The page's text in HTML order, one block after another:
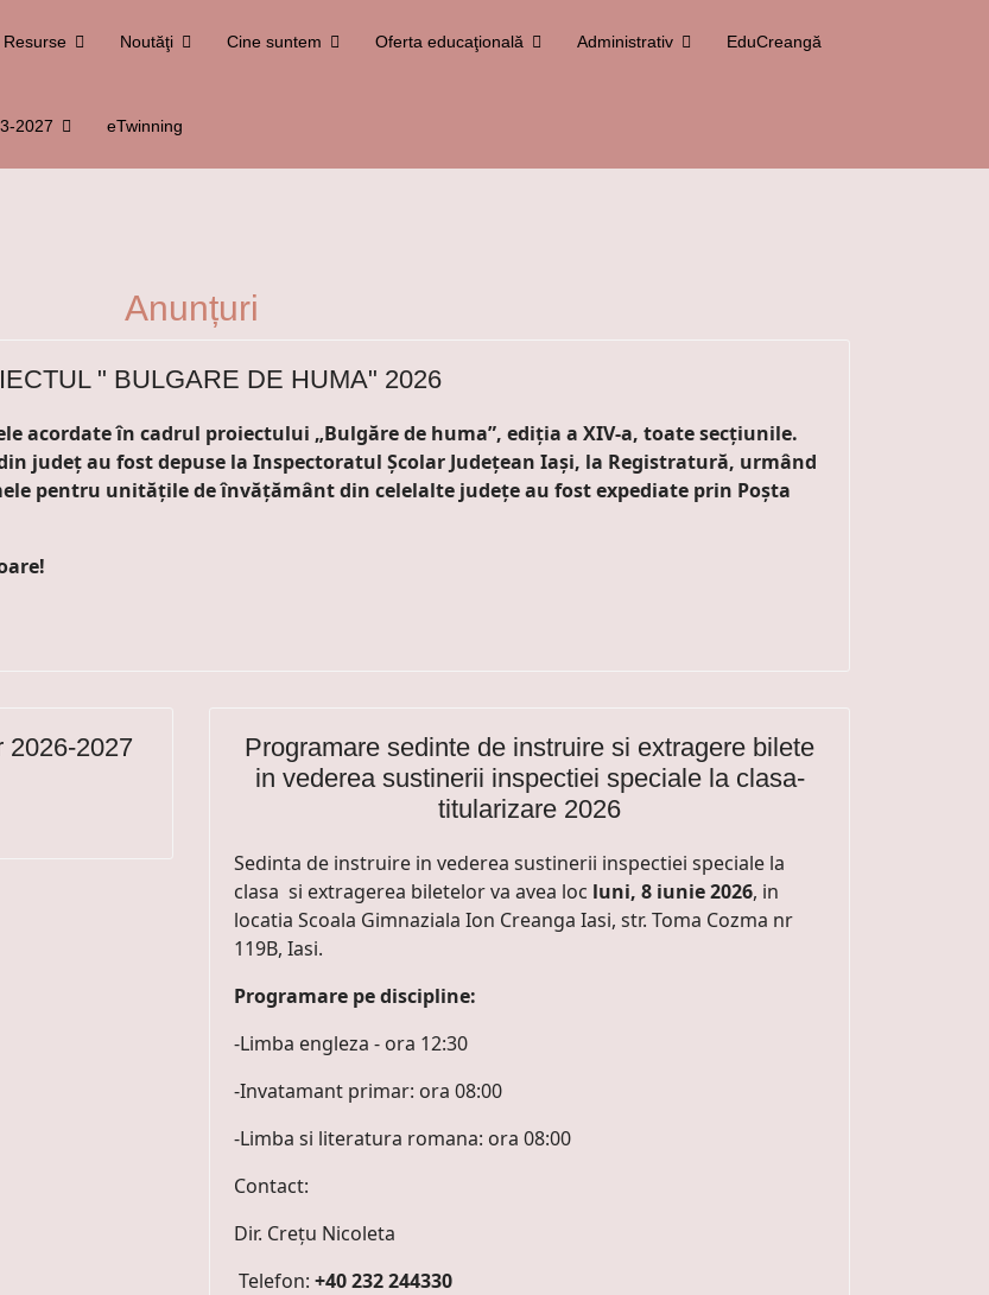
Resurse Noutăţi Cine suntem Oferta educaţională Administrativ EduCreangă
2027 eTwinning
Anunțuri
" BULGARE DE HUMA" 2026
acordate în cadrul proiectului „Bulgăre de huma”, ediția a XIV-a, toate secțiunile.
județ au fost depuse la Inspectoratul Școlar Județean Iași, la Registratură, urmând
pentru unitățile de învățământ din celelalte județe au fost expediate prin Poșta
2026-2027
Programare sedinte de instruire si extragere bilete
in vederea sustinerii inspectiei speciale la clasa-
titularizare 2026
Sedinta de instruire in vederea sustinerii inspectiei speciale la
clasa si extragerea biletelor va avea loc luni, 8 iunie 2026, in
locatia Scoala Gimnaziala Ion Creanga Iasi, str. Toma Cozma nr
119B, Iasi.
Programare pe discipline:
-Limba engleza - ora 12:30
-Invatamant primar: ora 08:00
-Limba si literatura romana: ora 08:00
Contact:
Dir. Crețu Nicoleta
Telefon: +40 232 244330